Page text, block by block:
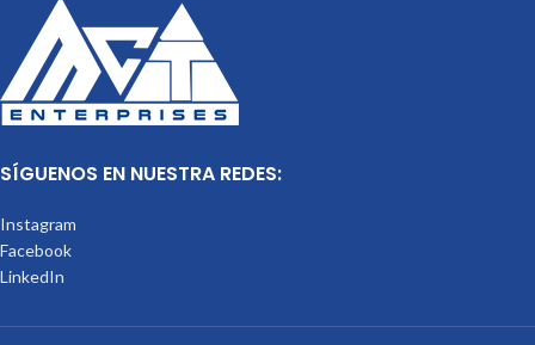
SÍGUENOS EN NUESTRA REDES:
Instagram
Facebook
LinkedIn